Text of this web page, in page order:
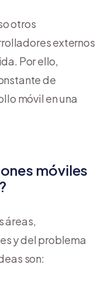
otros
externos
Por ello,
de
móvil en una
móviles
áreas,
y del problema
son: